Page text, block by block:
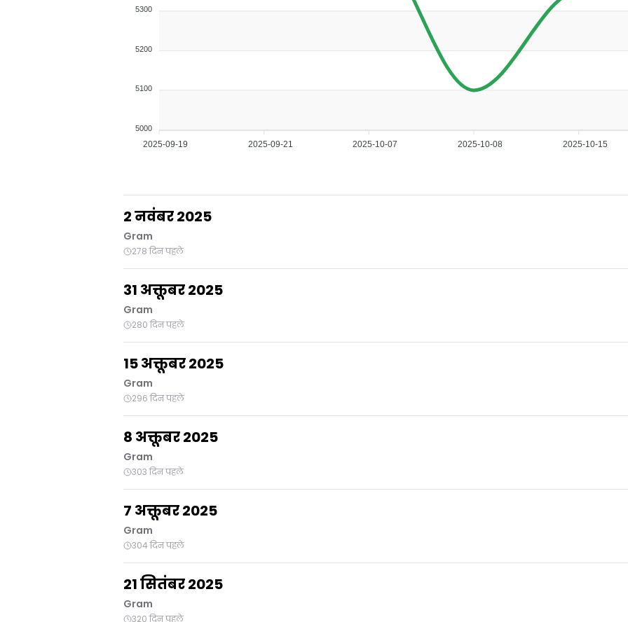
5300
5200
5100
5000
2025-09-19 2025-09-21 2025-10-07 2025-10-08 2025-10-15
2 नवंबर 2025
Gram
278 दिन पहले
31 अक्तूबर 2025
Gram
280 दिन पहले
15 अक्तूबर 2025
Gram
296 दिन पहले
8 अक्तूबर 2025
Gram
303 दिन पहले
7 अक्तूबर 2025
Gram
304 दिन पहले
21 सितंबर 2025
Gram
320 दिन पहले